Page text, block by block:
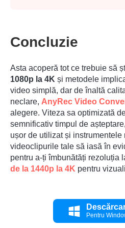
Concluzie
Asta acoperă tot ce trebuie să
1080p la 4K și metodele
video simplă, dar de înaltă
neclare, AnyRec Video
alegere. Viteza sa optimizată
semnificativ timpul de
ușor de utilizat și instrumentele
videoclipurile tale să iasă în
pentru a-ți îmbunătăți rezoluția
de la 1440p la 4K pentru
Pentru